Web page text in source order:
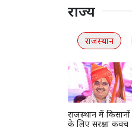
राज्य
राजस्थान
राजस्थान में किसानों
के लिए सुरक्षा कवच